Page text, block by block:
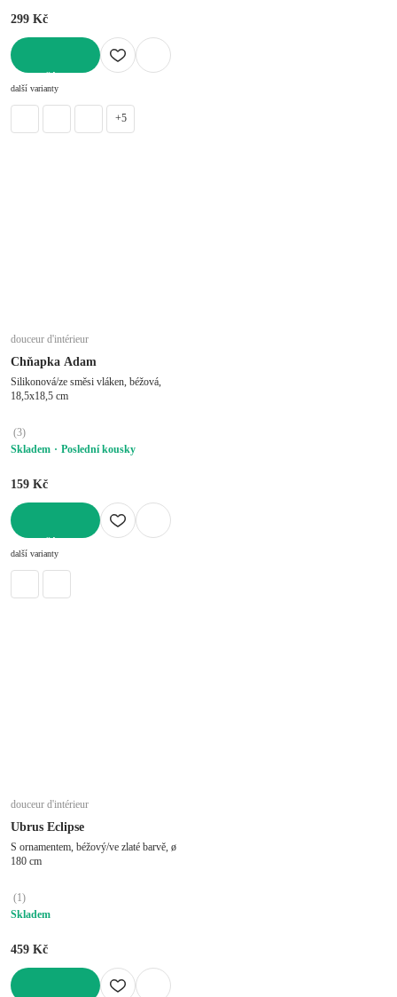
299 Kč
další varianty
+5
douceur d'intérieur
Chňapka Adam
Silikonová/ze směsi vláken, béžová,
18,5x18,5 cm
(3)
Skladem
Poslední kousky
159 Kč
další varianty
douceur d'intérieur
Ubrus Eclipse
S ornamentem, béžový/ve zlaté barvě, ø
180 cm
(1)
Skladem
459 Kč